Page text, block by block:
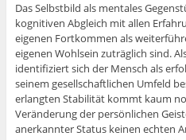
Das Selbstbild als mentales
kognitiven Abgleich mit allen
eigenen Fortkommen als
eigenen Wohlsein zuträglich sind.
identifiziert sich der Mensch als
seinem gesellschaftlichen Umfeld
erlangten Stabilität kommt kaum
Veränderung der persönlichen
anerkannter Status keinen echten